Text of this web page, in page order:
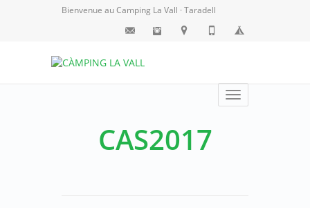
Bienvenue au Camping La Vall · Taradell
Toggle
navigation
CAS2017